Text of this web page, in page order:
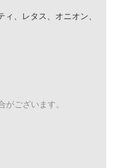
、レタス、オニオン、
ございます。